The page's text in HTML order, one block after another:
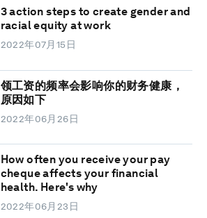
3 action steps to create gender and
racial equity at work
2022年07月15日
领工资的频率会影响你的财务健康，
原因如下
2022年06月26日
How often you receive your pay
cheque affects your financial
health. Here's why
2022年06月23日